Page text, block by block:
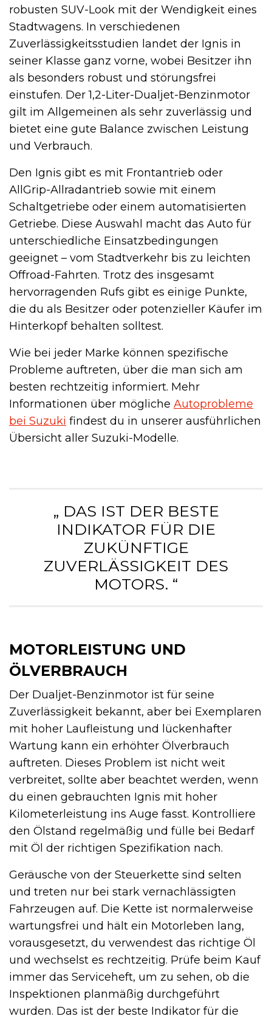
robusten SUV-Look mit der Wendigkeit eines
Stadtwagens. In verschiedenen
Zuverlässigkeitsstudien landet der Ignis in
seiner Klasse ganz vorne, wobei Besitzer ihn
als besonders robust und störungsfrei
einstufen. Der 1,2-Liter-Dualjet-Benzinmotor
gilt im Allgemeinen als sehr zuverlässig und
bietet eine gute Balance zwischen Leistung
und Verbrauch.
Den Ignis gibt es mit Frontantrieb oder
AllGrip-Allradantrieb sowie mit einem
Schaltgetriebe oder einem automatisierten
Getriebe. Diese Auswahl macht das Auto für
unterschiedliche Einsatzbedingungen
geeignet – vom Stadtverkehr bis zu leichten
Offroad-Fahrten. Trotz des insgesamt
hervorragenden Rufs gibt es einige Punkte,
die du als Besitzer oder potenzieller Käufer im
Hinterkopf behalten solltest.
Wie bei jeder Marke können spezifische
Probleme auftreten, über die man sich am
besten rechtzeitig informiert. Mehr
Informationen über mögliche Autoprobleme
bei Suzuki findest du in unserer ausführlichen
Übersicht aller Suzuki-Modelle.
„ DAS IST DER BESTE
INDIKATOR FÜR DIE
ZUKÜNFTIGE
ZUVERLÄSSIGKEIT DES
MOTORS. “
MOTORLEISTUNG UND
ÖLVERBRAUCH
Der Dualjet-Benzinmotor ist für seine
Zuverlässigkeit bekannt, aber bei Exemplaren
mit hoher Laufleistung und lückenhafter
Wartung kann ein erhöhter Ölverbrauch
auftreten. Dieses Problem ist nicht weit
verbreitet, sollte aber beachtet werden, wenn
du einen gebrauchten Ignis mit hoher
Kilometerleistung ins Auge fasst. Kontrolliere
den Ölstand regelmäßig und fülle bei Bedarf
mit Öl der richtigen Spezifikation nach.
Geräusche von der Steuerkette sind selten
und treten nur bei stark vernachlässigten
Fahrzeugen auf. Die Kette ist normalerweise
wartungsfrei und hält ein Motorleben lang,
vorausgesetzt, du verwendest das richtige Öl
und wechselst es rechtzeitig. Prüfe beim Kauf
immer das Serviceheft, um zu sehen, ob die
Inspektionen planmäßig durchgeführt
wurden. Das ist der beste Indikator für die